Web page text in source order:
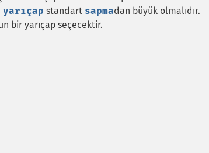
yarıçap standart sapmadan büyük olmalıdır.
bir yarıçap seçecektir.